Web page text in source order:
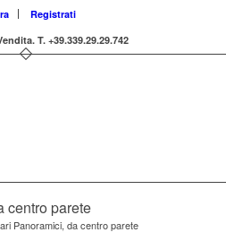
Registrati
T. +39.339.29.29.742
centro parete
Panoramici, da centro parete